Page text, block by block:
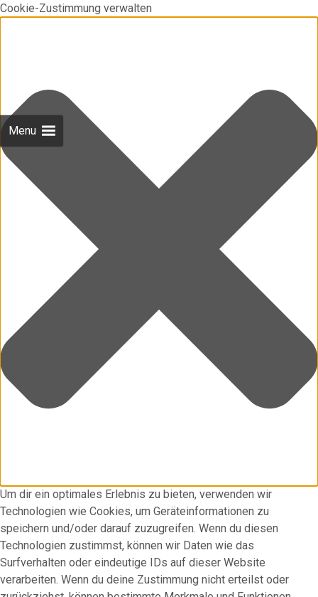
Cookie-Zustimmung verwalten
Um dir ein optimales Erlebnis zu bieten, verwenden wir
Technologien wie Cookies, um Geräteinformationen zu
speichern und/oder darauf zuzugreifen. Wenn du diesen
Technologien zustimmst, können wir Daten wie das
Surfverhalten oder eindeutige IDs auf dieser Website
verarbeiten. Wenn du deine Zustimmung nicht erteilst oder
Menu